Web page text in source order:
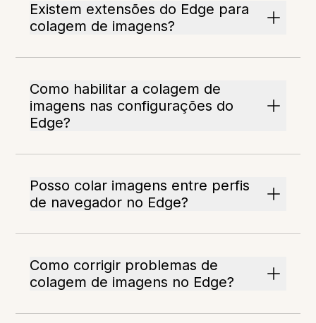
Existem extensões do Edge para
colagem de imagens?
Como habilitar a colagem de
imagens nas configurações do
Edge?
Posso colar imagens entre perfis
de navegador no Edge?
Como corrigir problemas de
colagem de imagens no Edge?